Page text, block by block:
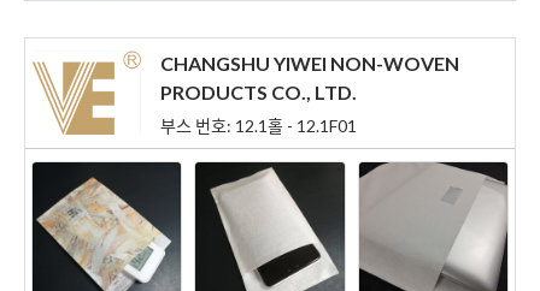
CHANGSHU YIWEI NON-WOVEN
PRODUCTS CO., LTD.
부스 번호: 12.1홀 - 12.1F01